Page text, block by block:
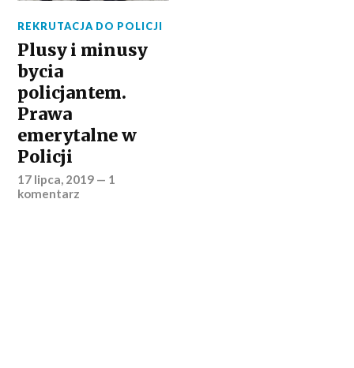
REKRUTACJA DO POLICJI
Plusy i minusy
bycia
policjantem.
Prawa
emerytalne w
Policji
17 lipca, 2019 — 1
komentarz